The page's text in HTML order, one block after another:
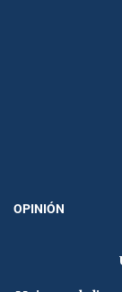
OPINIÓN